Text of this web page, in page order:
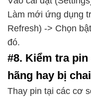
Làm mới ứng dụng
Refresh) -> Chọn
đó.
#8. Kiểm tra
hãng hay bị
Thay pin tại các cơ